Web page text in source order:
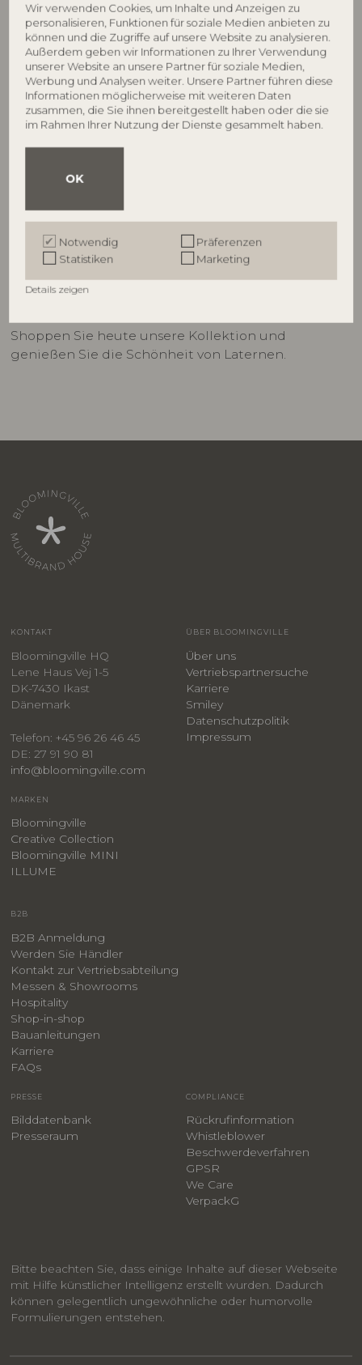
Wir verwenden Cookies, um Inhalte und Anzeigen zu
personalisieren, Funktionen für soziale Medien anbieten zu
können und die Zugriffe auf unsere Website zu analysieren.
Außerdem geben wir Informationen zu Ihrer Verwendung
unserer Website an unsere Partner für soziale Medien,
Werbung und Analysen weiter. Unsere Partner führen diese
Informationen möglicherweise mit weiteren Daten
zusammen, die Sie ihnen bereitgestellt haben oder die sie
im Rahmen Ihrer Nutzung der Dienste gesammelt haben.
OK
Notwendig
Präferenzen
Statistiken
Marketing
Details zeigen
Beleuchten Sie Ihre Wohnräume mit den schönen
Laternen von Bloomingville. Unsere Auswahl an
Laternen bietet eine Vielzahl an Größen, Formen
und Designs, von modernen und minimalistischen
bis hin zu rustikalen und traditionellen Stilen.
Verwenden Sie sie als dekorative Beleuchtung in
Garten oder auf der Terrasse, oder als zusätzliches
hochwertigen Laternen, die einfach zu
transportieren und zu platzieren sind und für eine
angenehme Atmosphäre sorgen.
Incorporieren Sie Laternen in Ihre Einrichtung, um
Shoppen Sie heute unsere Kollektion und
genießen Sie die Schönheit von Laternen.
KONTAKT
Bloomingville HQ
Lene Haus Vej 1-5
DK-7430 Ikast
Dänemark
Telefon: +45 96 26 46 45
DE: 27 91 90 81
info@bloomingville.com
ÜBER BLOOMINGVILLE
Über uns
Vertriebspartnersuche
Karriere
Smiley
​Datenschutzpolitik
Impressum
MARKEN
Bloomingville
Creative Collection
Bloomingville MINI
ILLUME
B2B
B2B Anmeldung
Werden Sie Händler
Kontakt zur Vertriebsabteilung
Messen & Showrooms
Hospitality
Shop-in-shop
Bauanleitungen
​Karriere
FAQs
PRESSE
Bilddatenbank
Presseraum
COMPLIANCE
Rückrufinformation
Whistleblower
​Beschwerdeverfahren
GPSR
We Care
VerpackG
Bitte beachten Sie, dass einige Inhalte auf dieser Webseite
mit Hilfe künstlicher Intelligenz erstellt wurden. Dadurch
können gelegentlich ungewöhnliche oder humorvolle
Formulierungen entstehen.